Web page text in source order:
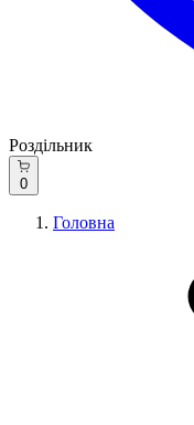
Роздільник
0
Головна